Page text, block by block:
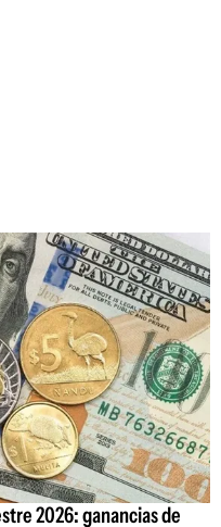
2026: ganancias de